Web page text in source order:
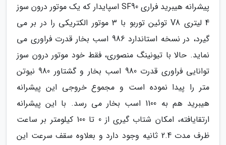
پیشرانه هیبرید فراری SF90 اسپایدار که یک موتور درون سوز
4 لیتری V8 توئین توربو با 3 موتور الکتریکی را در بر می
گیرد، در نسخه استاندارد 986 اسب بخار قدرت فراوری می
نماید. حالا با تیونینگ منصوری، فقط خود موتور درون سوز
توانایی فراوری قدرت 980 اسب بخار و گشتاور 980 نیوتن
متر را پیدا نموده است و مجموع خروجی این پیشرانه
هیبرید هم به 1100 اسب بخار می رسد. با این پیشرانه
ارتقایافته، امکان شتاب گیری از 0 تا 100 کیلومتر بر ساعت
ظرف مدت 2.4 ثانیه وجود دارد و بعلاوه سقف سرعت این